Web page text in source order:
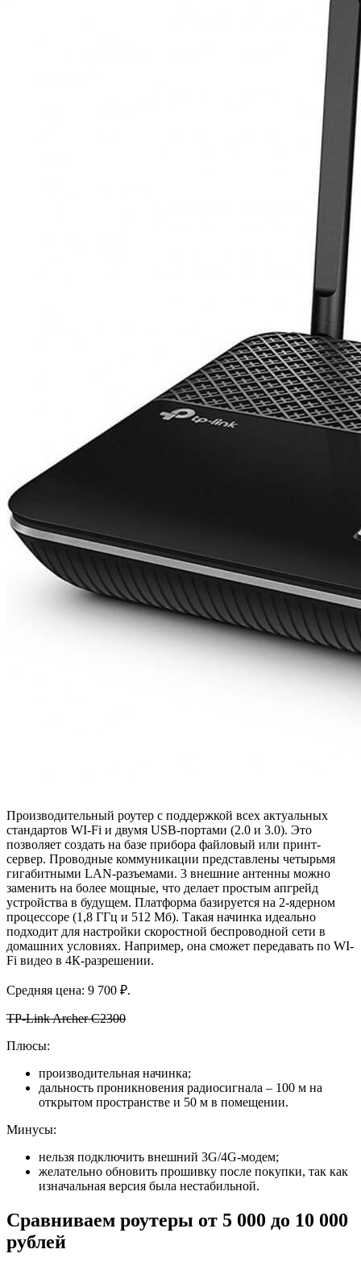
Производительный роутер с поддержкой всех актуальных
стандартов WI-Fi и двумя USB-портами (2.0 и 3.0). Это
позволяет создать на базе прибора файловый или принт-
сервер. Проводные коммуникации представлены четырьмя
гигабитными LAN-разъемами. 3 внешние антенны можно
заменить на более мощные, что делает простым апгрейд
устройства в будущем. Платформа базируется на 2-ядерном
процессоре (1,8 ГГц и 512 Мб). Такая начинка идеально
подходит для настройки скоростной беспроводной сети в
домашних условиях. Например, она сможет передавать по WI-
Fi видео в 4К-разрешении.
Средняя цена: 9 700 ₽.
TP-Link Archer C2300
Плюсы:
производительная начинка;
дальность проникновения радиосигнала – 100 м на
открытом пространстве и 50 м в помещении.
Минусы:
нельзя подключить внешний 3G/4G-модем;
желательно обновить прошивку после покупки, так как
изначальная версия была нестабильной.
Сравниваем роутеры от 5 000 до 10 000
рублей